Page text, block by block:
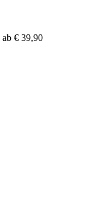
ab € 39,90